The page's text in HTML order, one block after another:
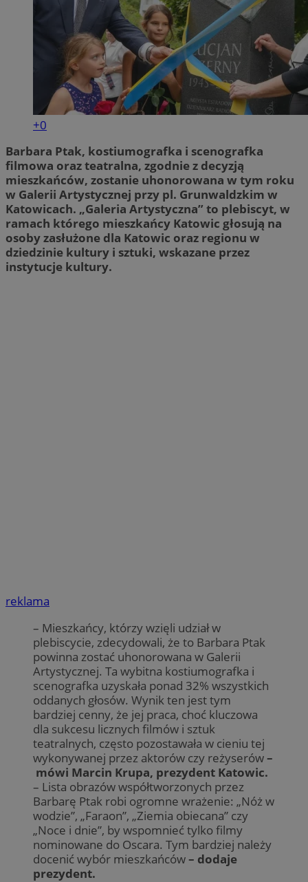
+0
Barbara Ptak, kostiumografka i scenografka
filmowa oraz teatralna, zgodnie z decyzją
mieszkańców, zostanie uhonorowana w tym roku
w Galerii Artystycznej przy pl. Grunwaldzkim w
Katowicach. „Galeria Artystyczna” to plebiscyt, w
ramach którego mieszkańcy Katowic głosują na
osoby zasłużone dla Katowic oraz regionu w
dziedzinie kultury i sztuki, wskazane przez
instytucje kultury.
reklama
– Mieszkańcy, którzy wzięli udział w
plebiscycie, zdecydowali, że to Barbara Ptak
powinna zostać uhonorowana w Galerii
Artystycznej. Ta wybitna kostiumografka i
scenografka uzyskała ponad 32% wszystkich
oddanych głosów. Wynik ten jest tym
bardziej cenny, że jej praca, choć kluczowa
dla sukcesu licznych filmów i sztuk
teatralnych, często pozostawała w cieniu tej
wykonywanej przez aktorów czy reżyserów–
mówi Marcin Krupa, prezydent Katowic.
– Lista obrazów współtworzonych przez
Barbarę Ptak robi ogromne wrażenie: „Nóż w
wodzie”, „Faraon”, „Ziemia obiecana” czy
„Noce i dnie”, by wspomnieć tylko filmy
nominowane do Oscara. Tym bardziej należy
docenić wybór mieszkańców– dodaje
prezydent.